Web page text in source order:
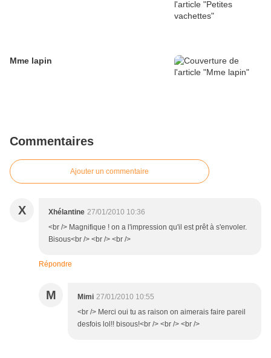
Mme lapin
Commentaires
Ajouter un commentaire
X Xhélantine 27/01/2010 10:36
<br /> Magnifique ! on a l'impression qu'il est prêt à s'envoler.
Bisous<br /> <br /> <br />
Répondre
M Mimi 27/01/2010 10:55
<br /> Merci oui tu as raison on aimerais faire pareil
desfois lol!! bisous!<br /> <br /> <br />